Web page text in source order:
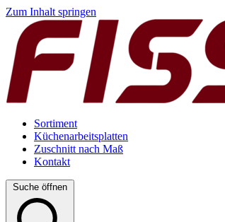
Zum Inhalt springen
Sortiment
Küchenarbeitsplatten
Zuschnitt nach Maß
Kontakt
Suche öffnen